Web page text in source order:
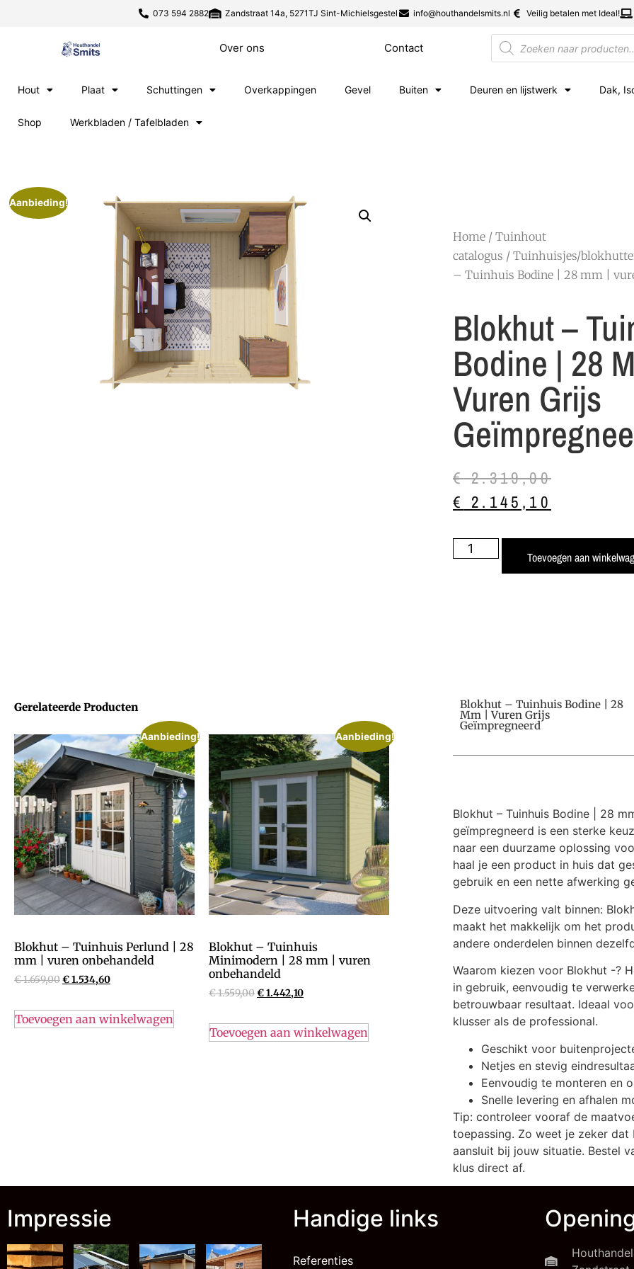
073 594 2882 Zandstraat 14a, 5271TJ Sint-Michielsgestel info@houthandelsmits.nl Veilig betalen met Ideal!
Over ons Contact
Hout Plaat Schuttingen Overkappingen Gevel Buiten Deuren en lijstwerk Dak,
Shop Werkbladen / Tafelbladen
Aanbieding!
Home / Tuinhout
catalogus / Tuinhuisjes/
– Tuinhuis Bodine | 28 mm |
Blokhut –
Bodine | 28
Vuren Grijs
€2.319,00
€ 2.145,10
Toevoegen aan
Gerelateerde Producten
Aanbieding!
Blokhut – Tuinhuis Perlund | 28
mm | vuren onbehandeld
€1.659,00€1.534,60
Toevoegen aan winkelwagen
Aanbieding!
Blokhut – Tuinhuis
Minimodern | 28 mm | vuren
onbehandeld
€1.559,00€1.442,10
Toevoegen aan winkelwagen
Blokhut – Tuinhuis Bodine | 28
Mm | Vuren Grijs
Geïmpregneerd
Blokhut – Tuinhuis Bodine | 28
geïmpregneerd is een sterke
naar een duurzame oplossing
haal je een product in huis dat
gebruik en een nette afwerking
Deze uitvoering valt binnen:
maakt het makkelijk om het
andere onderdelen binnen
Waarom kiezen voor Blokhut -?
in gebruik, eenvoudig te
betrouwbaar resultaat. Ideaal
klusser als de professional.
Geschikt voor
Netjes en stevig
Eenvoudig te monteren en
Snelle levering en afhalen
Tip: controleer vooraf de
toepassing. Zo weet je zeker dat
aansluit bij jouw situatie. Bestel
klus direct af.
Impressie Handige links
Referenties